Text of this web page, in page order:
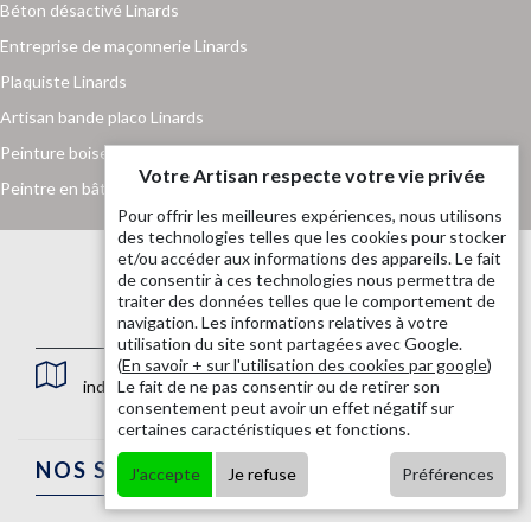
Béton désactivé Linards
Entreprise de maçonnerie Linards
Plaquiste Linards
Artisan bande placo Linards
Peinture boiserie et ferronnerie Linards
Peintre en bâtiment Linards
indisponible
NOS SERVICES
Votre Artisan respecte votre vie privée
Pour offrir les meilleures expériences, nous utilisons
des technologies telles que les cookies pour stocker
et/ou accéder aux informations des appareils. Le fait
de consentir à ces technologies nous permettra de
traiter des données telles que le comportement de
navigation. Les informations relatives à votre
utilisation du site sont partagées avec Google.
(En savoir + sur l'utilisation des cookies par google)
Le fait de ne pas consentir ou de retirer son
consentement peut avoir un effet négatif sur
certaines caractéristiques et fonctions.
J'accepte Je refuse Préférences